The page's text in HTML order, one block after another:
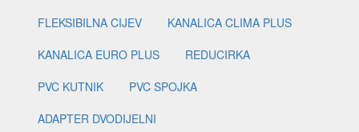
FLEKSIBILNA CIJEV
KANALICA CLIMA PLUS
KANALICA EURO PLUS
REDUCIRKA
PVC KUTNIK
PVC SPOJKA
ADAPTER DVODIJELNI